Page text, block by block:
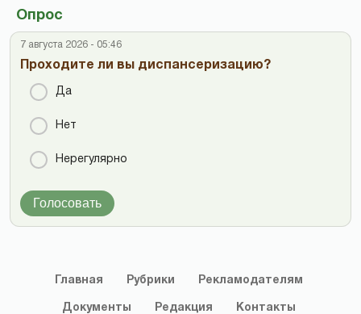
Опрос
7 августа 2026 - 05:46
Проходите ли вы диспансеризацию?
Да
Нет
Нерегулярно
Голосовать
Главная Рубрики Рекламодателям
Документы Редакция Контакты